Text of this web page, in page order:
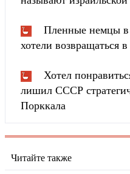
Пленные немцы
хотели возвращаться
Хотел
лишил СССР
Порккала
Читайте также